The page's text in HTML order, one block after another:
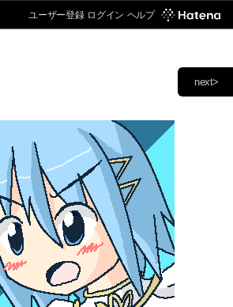
ユーザー登録 ログイン ヘルプ
next>